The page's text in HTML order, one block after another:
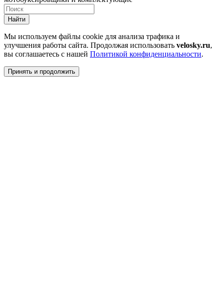
Найти
Мы используем файлы cookie для анализа трафика и
улучшения работы сайта. Продолжая использовать velosky.ru,
вы соглашаетесь с нашей Политикой конфиденциальности.
Принять и продолжить